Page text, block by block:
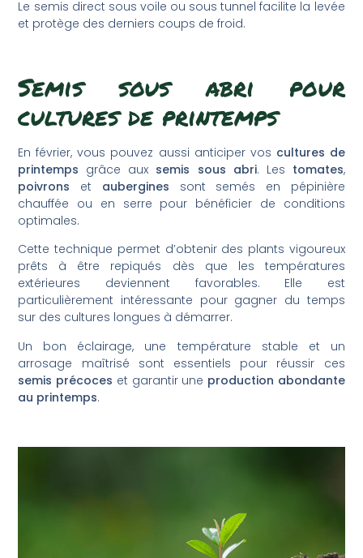
Le semis direct sous voile ou sous tunnel facilite la levée
et protège des derniers coups de froid.
Semis sous abri pour
cultures de printemps
En février, vous pouvez aussi anticiper vos cultures de
printemps grâce aux semis sous abri. Les tomates,
poivrons et aubergines sont semés en pépinière
chauffée ou en serre pour bénéficier de conditions
optimales.
Cette technique permet d’obtenir des plants vigoureux
prêts à être repiqués dès que les températures
extérieures deviennent favorables. Elle est
particulièrement intéressante pour gagner du temps
sur des cultures longues à démarrer.
Un bon éclairage, une température stable et un
arrosage maîtrisé sont essentiels pour réussir ces
semis précoces et garantir une production abondante
au printemps.